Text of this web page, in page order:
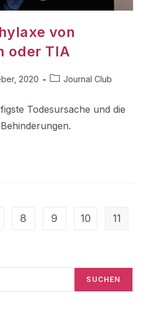
von
oder TIA
2020 Journal Club
Todesursache und die
8 9 10 11
SUCHEN